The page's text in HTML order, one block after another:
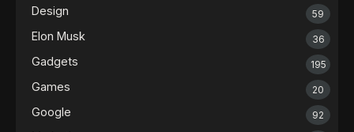
Design 59
Elon Musk 36
Gadgets 195
Games 20
Google 92